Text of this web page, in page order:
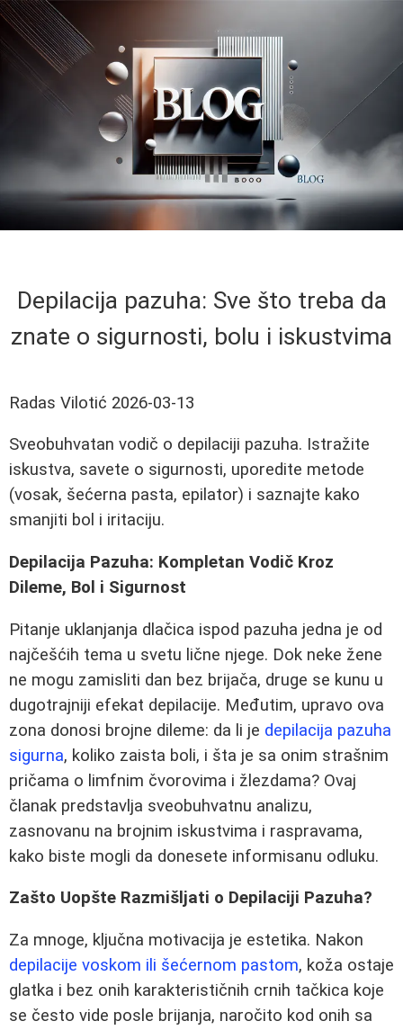
Depilacija pazuha: Sve što treba da
znate o sigurnosti, bolu i iskustvima
Radas Vilotić 2026-03-13
Sveobuhvatan vodič o depilaciji pazuha. Istražite
iskustva, savete o sigurnosti, uporedite metode
(vosak, šećerna pasta, epilator) i saznajte kako
smanjiti bol i iritaciju.
Depilacija Pazuha: Kompletan Vodič Kroz
Dileme, Bol i Sigurnost
Pitanje uklanjanja dlačica ispod pazuha jedna je od
najčešćih tema u svetu lične njege. Dok neke žene
ne mogu zamisliti dan bez brijača, druge se kunu u
dugotrajniji efekat depilacije. Međutim, upravo ova
zona donosi brojne dileme: da li je depilacija pazuha
sigurna, koliko zaista boli, i šta je sa onim strašnim
pričama o limfnim čvorovima i žlezdama? Ovaj
članak predstavlja sveobuhvatnu analizu,
zasnovanu na brojnim iskustvima i raspravama,
kako biste mogli da donesete informisanu odluku.
Zašto Uopšte Razmišljati o Depilaciji Pazuha?
Za mnoge, ključna motivacija je estetika. Nakon
depilacije voskom ili šećernom pastom, koža ostaje
glatka i bez onih karakterističnih crnih tačkica koje
se često vide posle brijanja, naročito kod onih sa